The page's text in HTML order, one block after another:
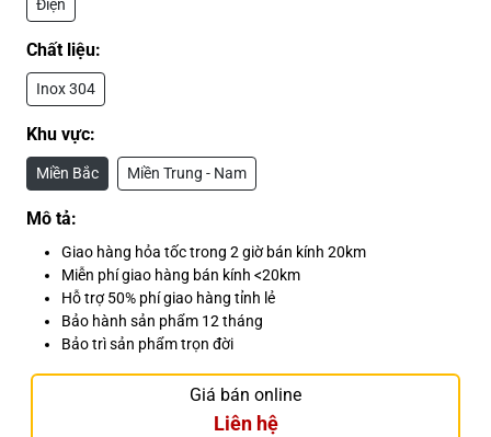
Điện
Chất liệu:
Inox 304
Khu vực:
Miền Bắc Miền Trung - Nam
Mô tả:
Giao hàng hỏa tốc trong 2 giờ bán kính 20km
Miễn phí giao hàng bán kính <20km
Hỗ trợ 50% phí giao hàng tỉnh lẻ
Bảo hành sản phẩm 12 tháng
Bảo trì sản phẩm trọn đời
Giá bán online
Liên hệ